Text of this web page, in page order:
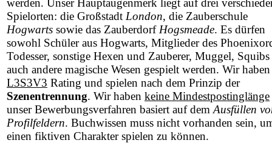
werden. Unser Hauptaugenmerk liegt auf drei
Spielorten: die Großstadt London, die Zauberschule
Hogwarts sowie das Zauberdorf Hogsmeade. Es dürfen
sowohl Schüler aus Hogwarts, Mitglieder des
Todesser, sonstige Hexen und Zauberer, Muggel, Squibs
auch andere magische Wesen gespielt werden. Wir
L3S3V3 Rating und spielen nach dem Prinzip der
Szenentrennung. Wir haben keine Mindestpostinglänge
unser Bewerbungsverfahren basiert auf dem Ausfüllen
Profilfeldern. Buchwissen muss nicht vorhanden sein,
einen fiktiven Charakter spielen zu können.